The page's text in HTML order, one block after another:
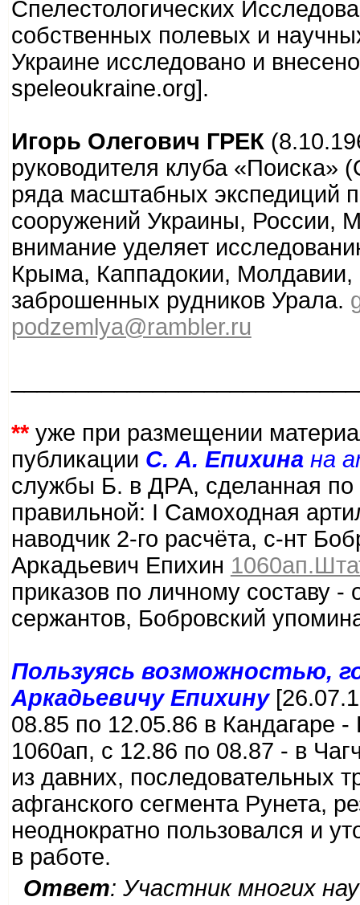
Спелестологических
собственных полевых и
Украине исследовано и
speleoukraine.org].
Игорь Олегович ГРЕК
руководителя клуба «Поиска»
ряда масштабных экспедиций
сооружений Украины, России,
внимание уделяет
Крыма, Каппадокии, Молдавии,
заброшенных рудников Урала.
podzemlya@rambler.ru
**уже при размещении
публикации С. А. Епихинана
службы Б. в ДРА, сделанная по
правильной: I Самоходная
наводчик 2-го расчёта, с-нт
Аркадьевич Епихин
приказов по личному составу -
сержантов, Бобровский
Пользуясь возможностью,
Аркадьевичу Епихину
08.85 по 12.05.86 в Кандагаре
1060ап, с 12.86 по 08.87 - в
из давних, последовательных
афганского сегмента Рунета,
неоднократно пользовался и
в работе.
Ответ: Участник многих